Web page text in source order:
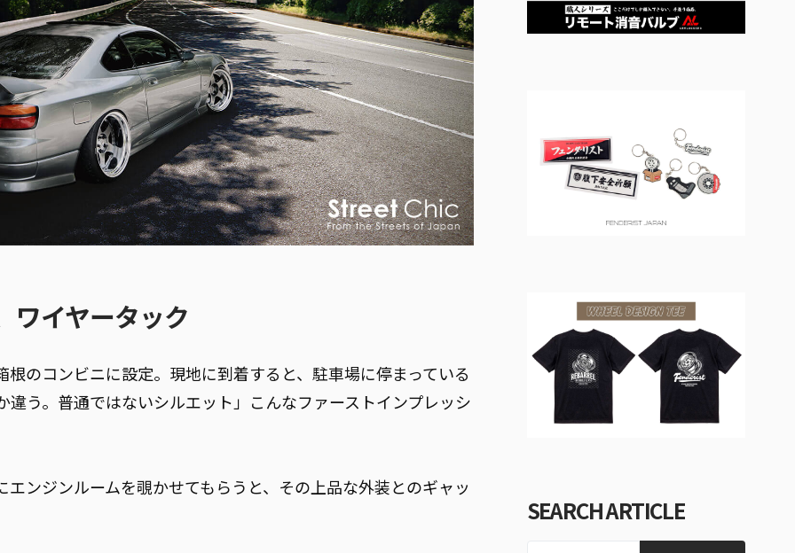
ワイヤータック
のコンビニに設定。現地に到着すると、駐車場に停まっている
う。普通ではないシルエット」こんなファーストインプレッシ
ンジンルームを覗かせてもらうと、その上品な外装とのギャッ
SEARCH ARTICLE